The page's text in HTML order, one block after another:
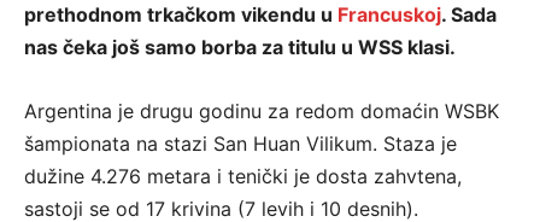
prethodnom trkačkom vikendu u Francuskoj. Sada
nas čeka još samo borba za titulu u WSS klasi.
Argentina je drugu godinu za redom domaćin WSBK
šampionata na stazi San Huan Vilikum. Staza je
dužine 4.276 metara i tenički je dosta zahvtena,
sastoji se od 17 krivina (7 levih i 10 desnih).